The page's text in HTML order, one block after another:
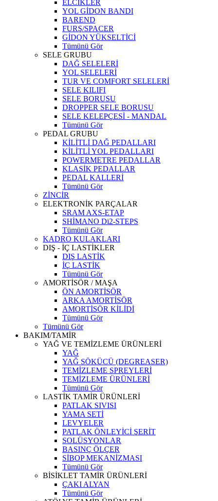
ELCİKLER
YOL GİDON BANDI
BAREND
FURŞ/SPACER
GİDON YÜKSELTİCİ
Tümünü Gör
SELE GRUBU
DAĞ SELELERİ
YOL SELELERİ
TUR VE COMFORT SELELERİ
SELE KILIFI
SELE BORUSU
DROPPER SELE BORUSU
SELE KELEPÇESİ - MANDAL
Tümünü Gör
PEDAL GRUBU
KİLİTLİ DAĞ PEDALLARI
KİLİTLİ YOL PEDALLARI
POWERMETRE PEDALLAR
KLASİK PEDALLAR
PEDAL KALLERİ
Tümünü Gör
ZİNCİR
ELEKTRONİK PARÇALAR
SRAM AXS-ETAP
SHİMANO Di2-STEPS
Tümünü Gör
KADRO KULAKLARI
DIŞ - İÇ LASTİKLER
DIŞ LASTİK
İÇ LASTİK
Tümünü Gör
AMORTİSÖR / MAŞA
ÖN AMORTİSÖR
ARKA AMORTİSÖR
AMORTİSÖR KİLİDİ
Tümünü Gör
Tümünü Gör
BAKIM/TAMİR
YAĞ VE TEMİZLEME ÜRÜNLERİ
YAĞ
YAĞ SÖKÜCÜ (DEGREASER)
TEMİZLEME SPREYLERİ
TEMİZLEME ÜRÜNLERİ
Tümünü Gör
LASTİK TAMİR ÜRÜNLERİ
PATLAK SIVISI
YAMA SETİ
LEVYELER
PATLAK ÖNLEYİCİ ŞERİT
SOLÜSYONLAR
BASINÇ ÖLÇER
SİBOP MEKANİZMASI
Tümünü Gör
BİSİKLET TAMİR ÜRÜNLERİ
ÇAKI ALYAN
Tümünü Gör